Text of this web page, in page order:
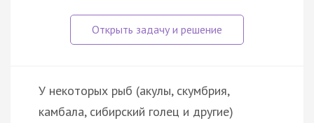
У некоторых рыб (акулы, скумбрия,
камбала, сибирский голец и другие)